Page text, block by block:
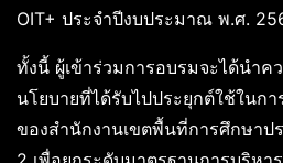
OIT+ ประจำปีงบประมาณ พ.ศ.
ทั้งนี้ ผู้เข้าร่วมการอบรมจะได้นำค
นโยบายที่ได้รับไปประยุกต์ใช้ในก
ของสำนักงานเขตพื้นที่การศึกษาป